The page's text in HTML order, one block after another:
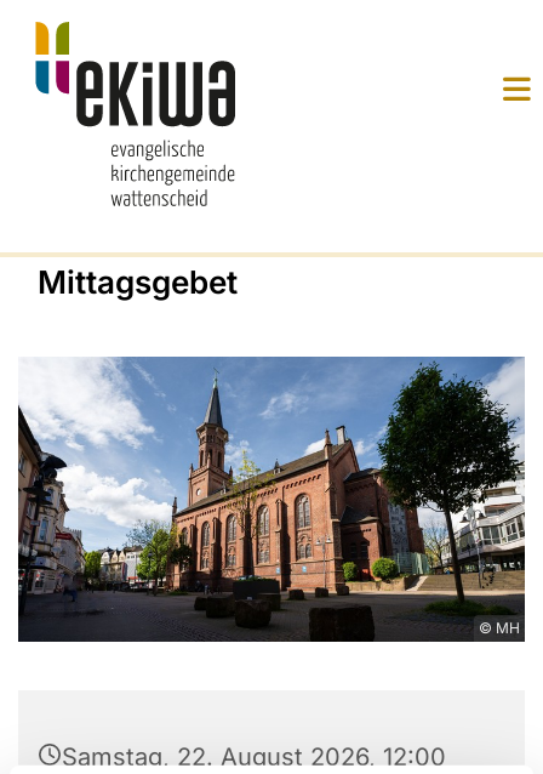
Mittagsgebet
© MH
Samstag, 22. August 2026, 12:00